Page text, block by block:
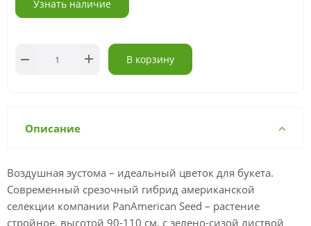
Узнать наличие
В корзину
Описание
Воздушная эустома – идеальный цветок для букета.
Современный срезочный гибрид американской
селекции компании PanAmerican Seed – растение
стройное, высотой 90-110 см, с зелено-сизой листвой